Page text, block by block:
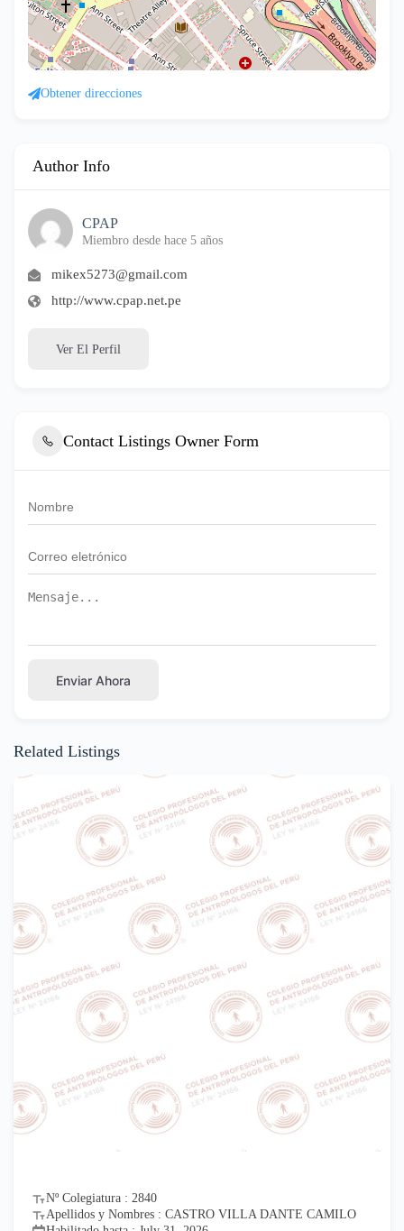
Obtener direcciones
Author Info
CPAP
Miembro desde hace 5 años
mikex5273@gmail.com
http://www.cpap.net.pe
Ver El Perfil
Contact Listings Owner Form
Enviar Ahora
Related Listings
Nº Colegiatura : 2840
Apellidos y Nombres : CASTRO VILLA DANTE CAMILO